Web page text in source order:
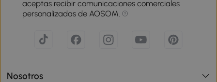
aceptas recibir comunicaciones comerciales
personalizadas de AOSOM.
Nosotros